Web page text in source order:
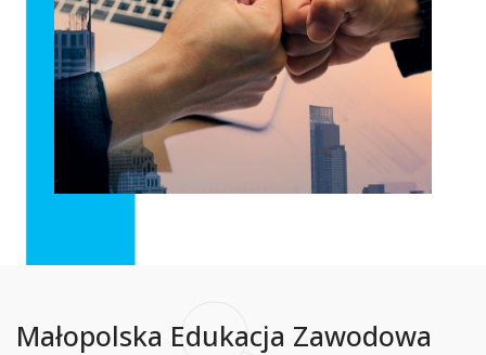
Małopolska Edukacja Zawodowa